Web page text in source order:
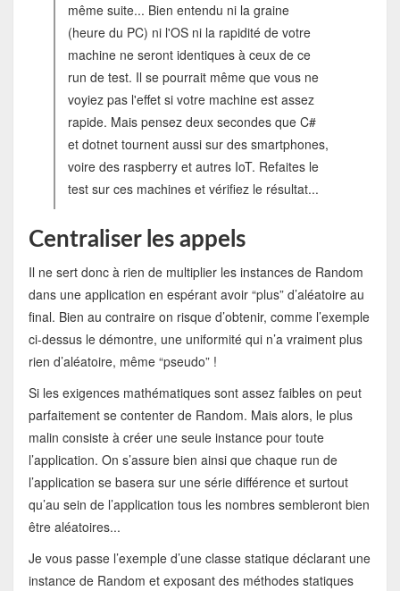
même suite... Bien entendu ni la graine
(heure du PC) ni l'OS ni la rapidité de votre
machine ne seront identiques à ceux de ce
run de test. Il se pourrait même que vous ne
voyiez pas l'effet si votre machine est assez
rapide. Mais pensez deux secondes que C#
et dotnet tournent aussi sur des smartphones,
voire des raspberry et autres IoT. Refaites le
test sur ces machines et vérifiez le résultat...
Centraliser les appels
Il ne sert donc à rien de multiplier les instances de Random
dans une application en espérant avoir “plus” d’aléatoire au
final. Bien au contraire on risque d’obtenir, comme l’exemple
ci-dessus le démontre, une uniformité qui n’a vraiment plus
rien d’aléatoire, même “pseudo” !
Si les exigences mathématiques sont assez faibles on peut
parfaitement se contenter de Random. Mais alors, le plus
malin consiste à créer une seule instance pour toute
l’application. On s’assure bien ainsi que chaque run de
l’application se basera sur une série différence et surtout
qu’au sein de l’application tous les nombres sembleront bien
être aléatoires...
Je vous passe l’exemple d’une classe statique déclarant une
instance de Random et exposant des méthodes statiques